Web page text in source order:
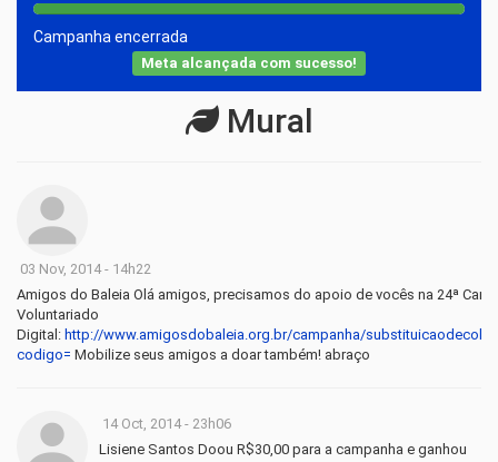
Campanha encerrada
Meta alcançada com sucesso!
Mural
03 Nov, 2014 - 14h22
Amigos do Baleia Olá amigos, precisamos do apoio de vocês na 24ª
Voluntariado
Digital: http://www.amigosdobaleia.org.br/campanha/
codigo= Mobilize seus amigos a doar também! abraço
14 Oct, 2014 - 23h06
Lisiene Santos Doou R$30,00 para a campanha e ganhou